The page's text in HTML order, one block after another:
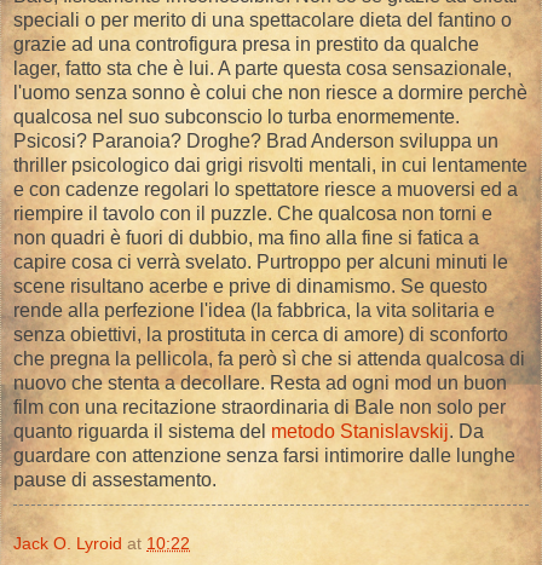
speciali o per merito di una spettacolare dieta del fantino o
grazie ad una controfigura presa in prestito da qualche
lager, fatto sta che è lui. A parte questa cosa sensazionale,
l'uomo senza sonno è colui che non riesce a dormire perchè
qualcosa nel suo subconscio lo turba enormemente.
Psicosi? Paranoia? Droghe? Brad Anderson sviluppa un
thriller psicologico dai grigi risvolti mentali, in cui lentamente
e con cadenze regolari lo spettatore riesce a muoversi ed a
riempire il tavolo con il puzzle. Che qualcosa non torni e
non quadri è fuori di dubbio, ma fino alla fine si fatica a
capire cosa ci verrà svelato. Purtroppo per alcuni minuti le
scene risultano acerbe e prive di dinamismo. Se questo
rende alla perfezione l'idea (la fabbrica, la vita solitaria e
senza obiettivi, la prostituta in cerca di amore) di sconforto
che pregna la pellicola, fa però sì che si attenda qualcosa di
nuovo che stenta a decollare. Resta ad ogni mod un buon
film con una recitazione straordinaria di Bale non solo per
quanto riguarda il sistema del metodo Stanislavskij. Da
guardare con attenzione senza farsi intimorire dalle lunghe
pause di assestamento.
Jack O. Lyroid at 10:22